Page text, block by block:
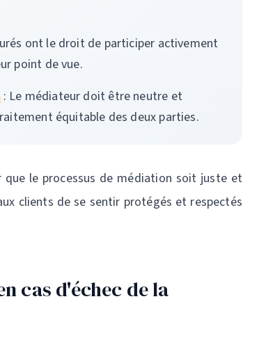
ont le droit de participer activement
point de vue.
: Le médiateur doit être neutre et
équitable des deux parties.
le processus de médiation soit juste et
clients de se sentir protégés et respectés
cas d'échec de la